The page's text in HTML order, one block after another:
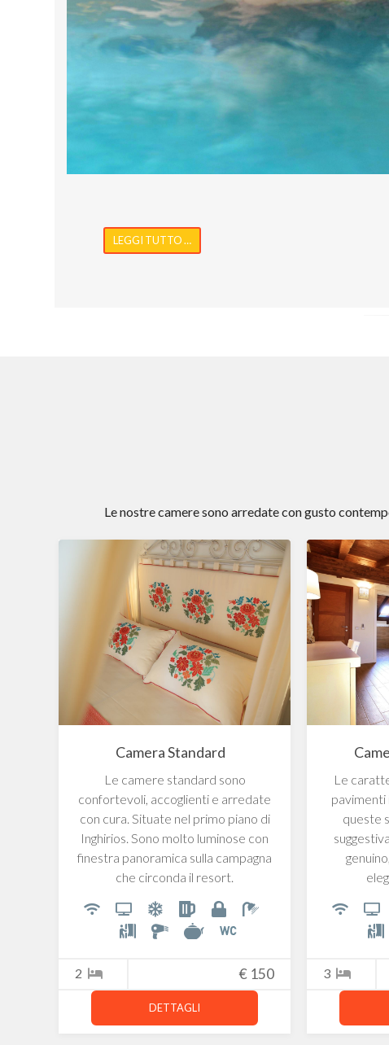
LEGGI TUTTO …
Le nostre camere sono arredate con gusto
Camera Standard
Le camere standard sono
confortevoli, accoglienti e arredate
con cura. Situate nel primo piano di
Inghirios. Sono molto luminose con
finestra panoramica sulla campagna
che circonda il resort.
2 € 150
DETTAGLI
Le
pavimenti
queste
3